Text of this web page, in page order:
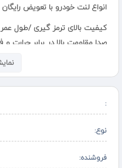
انواع لنت خودرو با تعویض
کیفیت بالای ترمز گیری /طول عمر
صدا مقاومت بالا در برابر حرارت
بوی نان مطبوع بدون استفاده
دیسک چرخ
برای تمام خودروها ...:
نوع:
فروشنده: